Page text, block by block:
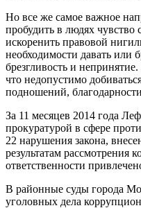
Но все же самое важное
пробудить в людях чувство
искоренить правовой
необходимости давать или
брезгливость и
что недопустимо
подношений,
За 11 месяцев 2014 года
прокуратурой в сфере
22 нарушения закона,
результатам рассмотрения
ответственности
В районные суды города
уголовных дела